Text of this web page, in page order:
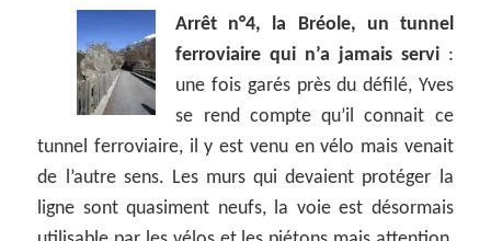
Arrêt n°4, la Bréole, un tunnel
ferroviaire qui n’a jamais servi:
une fois garés près du défilé, Yves
se rend compte qu’il connait ce
tunnel ferroviaire, il y est venu en vélo mais venait
de l’autre sens. Les murs qui devaient protéger la
ligne sont quasiment neufs, la voie est désormais